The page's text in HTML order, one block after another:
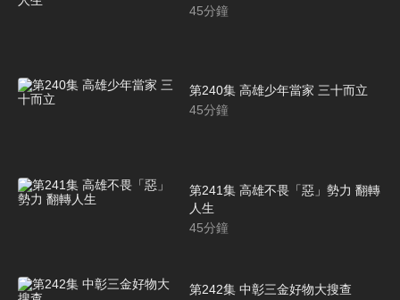
45分鐘
第240集 高雄少年當家 三十而立
45分鐘
第241集 高雄不畏「惡」勢力 翻轉
人生
45分鐘
第242集 中彰三金好物大搜查